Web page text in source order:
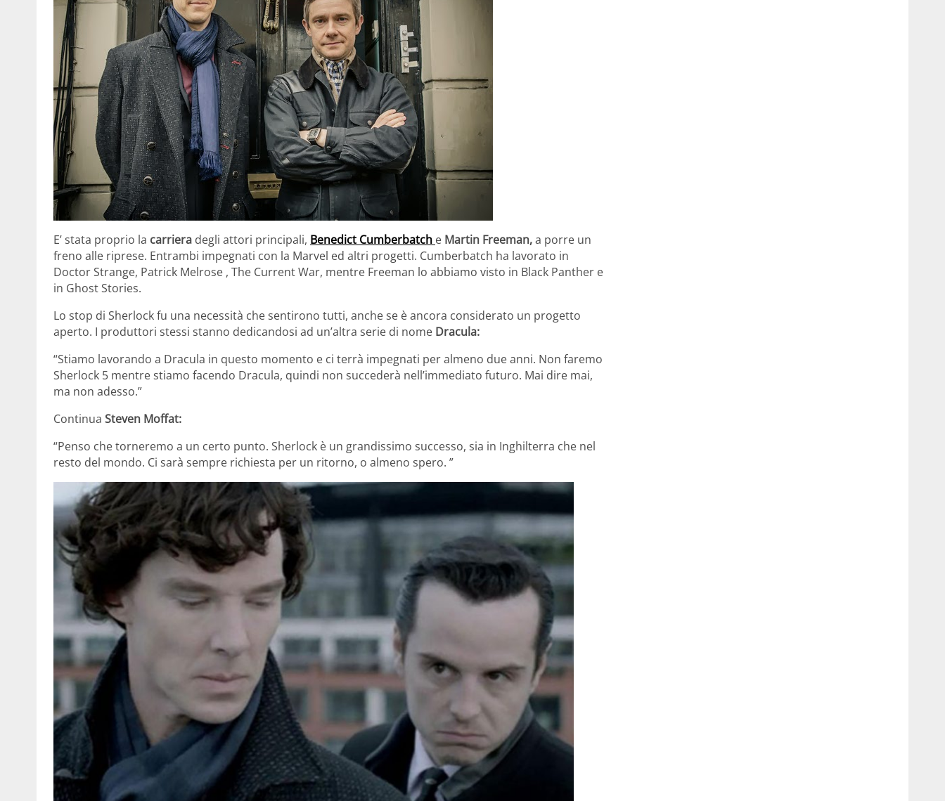
E’ stata proprio la carriera degli attori principali, Benedict Cumberbatch e Martin Freeman,a porre un
freno alle riprese. Entrambi impegnati con la Marvel ed altri progetti. Cumberbatch ha lavorato in
Doctor Strange, Patrick Melrose , The Current War, mentre Freeman lo abbiamo visto in Black Panther e
in Ghost Stories.
Lo stop di Sherlock fu una necessità che sentirono tutti, anche se è ancora considerato un progetto
aperto. I produttori stessi stanno dedicandosi ad un’altra serie di nome Dracula:
“Stiamo lavorando a Dracula in questo momento e ci terrà impegnati per almeno due anni. Non faremo
Sherlock 5 mentre stiamo facendo Dracula, quindi non succederà nell’immediato futuro. Mai dire mai,
ma non adesso.”
Continua Steven Moffat:
“Penso che torneremo a un certo punto. Sherlock è un grandissimo successo, sia in Inghilterra che nel
resto del mondo. Ci sarà sempre richiesta per un ritorno, o almeno spero. ”